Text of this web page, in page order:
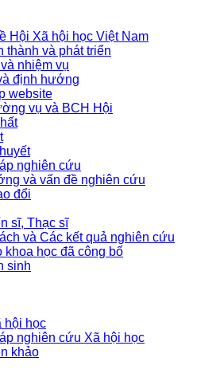
Hội Xã hội học Việt Nam
thành và phát triển
nhiệm vụ
định hướng
website
vụ và BCH Hội
nghiên cứu
và vấn đề nghiên cứu
đổi
sĩ, Thạc sĩ
và Các kết quả nghiên cứu
khoa học đã công bố
sinh
hội học
nghiên cứu Xã hội học
khảo